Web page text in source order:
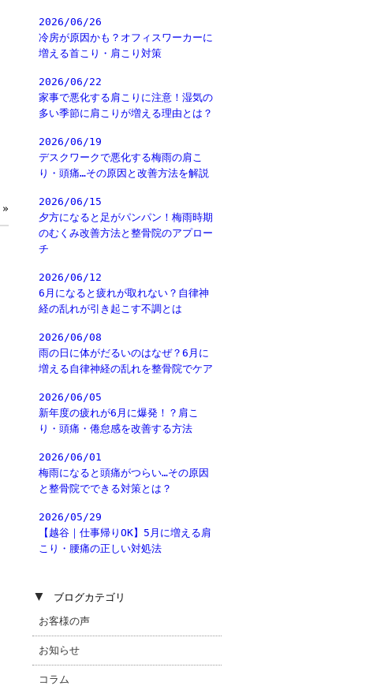
»
2026/06/26
冷房が原因かも？オフィスワーカーに
増える首こり・肩こり対策
2026/06/22
家事で悪化する肩こりに注意！湿気の
多い季節に肩こりが増える理由とは？
2026/06/19
デスクワークで悪化する梅雨の肩こ
り・頭痛…その原因と改善方法を解説
2026/06/15
夕方になると足がパンパン！梅雨時期
のむくみ改善方法と整骨院のアプロー
チ
2026/06/12
6月になると疲れが取れない？自律神
経の乱れが引き起こす不調とは
2026/06/08
雨の日に体がだるいのはなぜ？6月に
増える自律神経の乱れを整骨院でケア
2026/06/05
新年度の疲れが6月に爆発！？肩こ
り・頭痛・倦怠感を改善する方法
2026/06/01
梅雨になると頭痛がつらい…その原因
と整骨院でできる対策とは？
2026/05/29
【越谷｜仕事帰りOK】5月に増える肩
こり・腰痛の正しい対処法
▼ ブログカテゴリ
お客様の声
お知らせ
コラム